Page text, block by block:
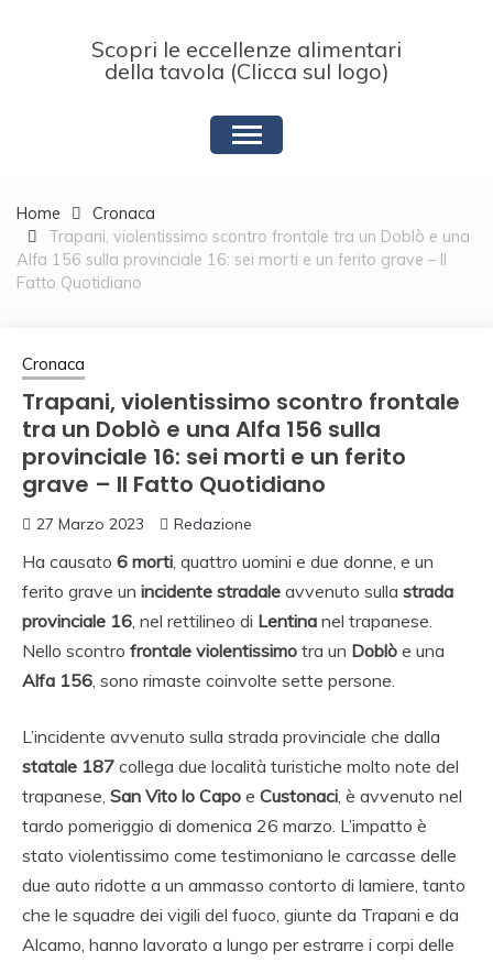
Scopri le eccellenze alimentari
della tavola (Clicca sul logo)
Home
Cronaca
Trapani, violentissimo scontro frontale tra un Doblò e una
Alfa 156 sulla provinciale 16: sei morti e un ferito grave – Il
Fatto Quotidiano
Cronaca
Trapani, violentissimo scontro frontale
tra un Doblò e una Alfa 156 sulla
provinciale 16: sei morti e un ferito
grave – Il Fatto Quotidiano
27 Marzo 2023 Redazione
Ha causato 6 morti, quattro uomini e due donne, e un
ferito grave un incidente stradale avvenuto sulla strada
provinciale 16, nel rettilineo di Lentina nel trapanese.
Nello scontro frontale violentissimo tra un Doblò e una
Alfa 156, sono rimaste coinvolte sette persone.
L’incidente avvenuto sulla strada provinciale che dalla
statale 187 collega due località turistiche molto note del
trapanese, San Vito lo Capo e Custonaci, è avvenuto nel
tardo pomeriggio di domenica 26 marzo. L’impatto è
stato violentissimo come testimoniano le carcasse delle
due auto ridotte a un ammasso contorto di lamiere, tanto
che le squadre dei vigili del fuoco, giunte da Trapani e da
Alcamo, hanno lavorato a lungo per estrarre i corpi delle